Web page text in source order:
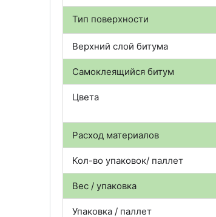
Тип поверхности
Верхний слой битума
Самоклеящийся битум
Цвета
Расход материалов
Кол-во упаковок/ паллет
Вес / упаковка
Упаковка / паллет